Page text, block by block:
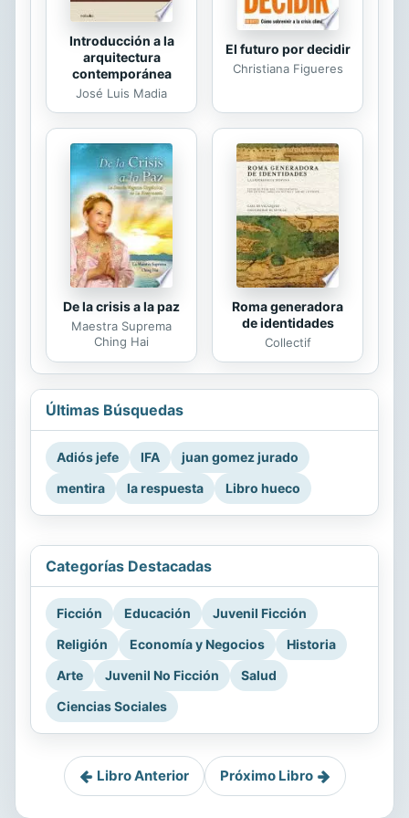
Introducción a la
arquitectura
contemporánea
José Luis Madia
El futuro por decidir
Christiana Figueres
De la crisis a la paz
Maestra Suprema
Ching Hai
Roma generadora
de identidades
Collectif
Últimas Búsquedas
Adiós jefe IFA
juan gomez jurado
mentira
la respuesta Libro hueco
Categorías Destacadas
Ficción Educación
Juvenil Ficción
Religión
Economía y Negocios
Historia
Arte
Juvenil No Ficción
Salud
Ciencias Sociales
Libro Anterior Próximo Libro